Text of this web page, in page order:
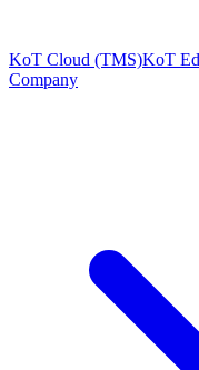
KoT Cloud (TMS)KoT
Company